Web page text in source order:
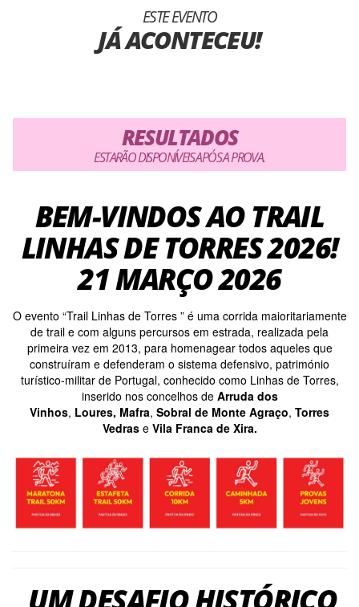
ESTE EVENTO
JÁ ACONTECEU!
RESULTADOS
ESTARÃO DISPONÍVEIS APÓS A PROVA.
BEM-VINDOS AO TRAIL
LINHAS DE TORRES 2026!
21 MARÇO 2026
O evento “Trail Linhas de Torres ” é uma corrida maioritariamente
de trail e com alguns percursos em estrada, realizada pela
primeira vez em 2013, para homenagear todos aqueles que
construíram e defenderam o sistema defensivo, património
turístico-militar de Portugal, conhecido como Linhas de Torres,
inserido nos concelhos de Arruda dos
Vinhos, Loures, Mafra, Sobral de Monte Agraço, Torres
Vedrase Vila Franca de Xira.